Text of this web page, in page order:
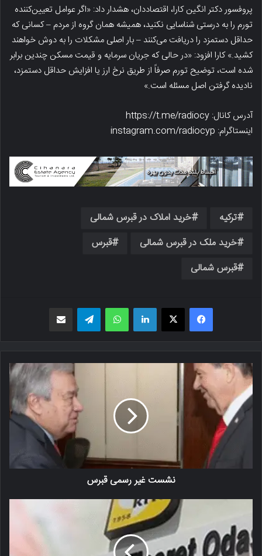
پروفسور دکتر انگین کارا، اقتصاددان، هشدار داد: «اگر عوامل تعیین‌کننده
تورم را به درستی شناسایی نکنید، همیشه همان گروه از مردم – کسانی که
حداقل دستمزد را دریافت می‌کنند – بار اصلی مشکلات را به دوش خواهند
کشید.» کارا افزود: «در حالی که جریان سرمایه و قیمت مسکن چندین برابر
شده است، توضیح تورم صرفاً از طریق نرخ ارز یا افزایش حداقل دستمزد،
نادیده گرفتن اصل مسئله است.»
آدرس کانال: https://t.me/radiocy
اینستاگرام: instagram.com/radiocyp
ترکیه
خرید املاک در قبرس شمالی
خرید ملک در قبرس شمالی
قبرس
قبرس شمالی
فیسبوک X لینکدین واتس اپ
نشست غیر رسمی قبرس